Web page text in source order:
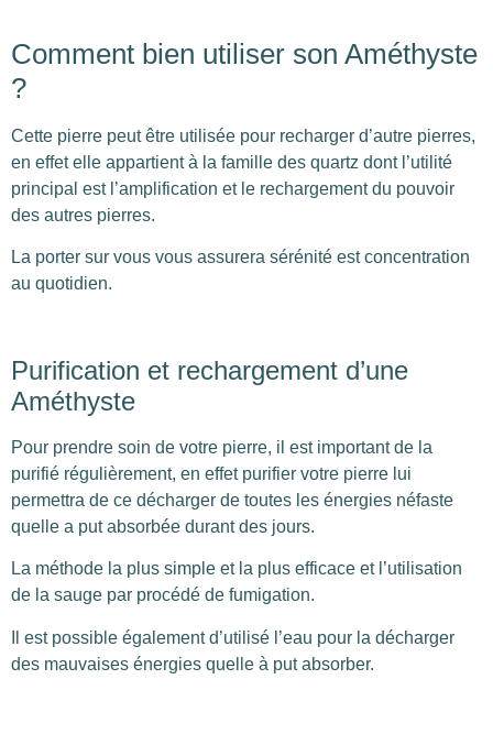
Comment bien utiliser son Améthyste
?
Cette pierre peut être utilisée pour recharger d’autre pierres,
en effet elle appartient à la famille des quartz dont l’utilité
principal est l’amplification et le rechargement du pouvoir
des autres pierres.
La porter sur vous vous assurera sérénité est concentration
au quotidien.
Purification et rechargement d’une
Améthyste
Pour prendre soin de votre pierre, il est important de la
purifié régulièrement, en effet purifier votre pierre lui
permettra de ce décharger de toutes les énergies néfaste
quelle a put absorbée durant des jours.
La méthode la plus simple et la plus efficace et l’utilisation
de la sauge par procédé de fumigation.
Il est possible également d’utilisé l’eau pour la décharger
des mauvaises énergies quelle à put absorber.